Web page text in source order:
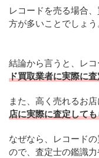
レコードを売る場合
方が多いことでしょう
結論から言うと、レコ
ド買取業者に実際に
また、高く売れるお店
店に実際に査定して
なぜなら、レコード
ので、査定士の鑑識力